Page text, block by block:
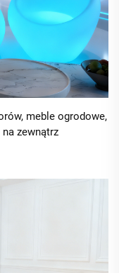
meble ogrodowe,
zewnątrz